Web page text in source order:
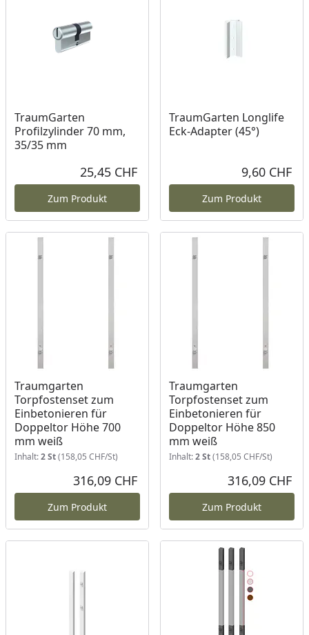
TraumGarten
Profilzylinder 70 mm,
35/35 mm
25,45 CHF
Zum Produkt
TraumGarten Longlife
Eck-Adapter (45°)
9,60 CHF
Zum Produkt
Traumgarten
Torpfostenset zum
Einbetonieren für
Doppeltor Höhe 700
mm weiß
Inhalt:2 St(158,05 CHF/St)
316,09 CHF
Zum Produkt
Traumgarten
Torpfostenset zum
Einbetonieren für
Doppeltor Höhe 850
mm weiß
Inhalt:2 St(158,05 CHF/St)
316,09 CHF
Zum Produkt